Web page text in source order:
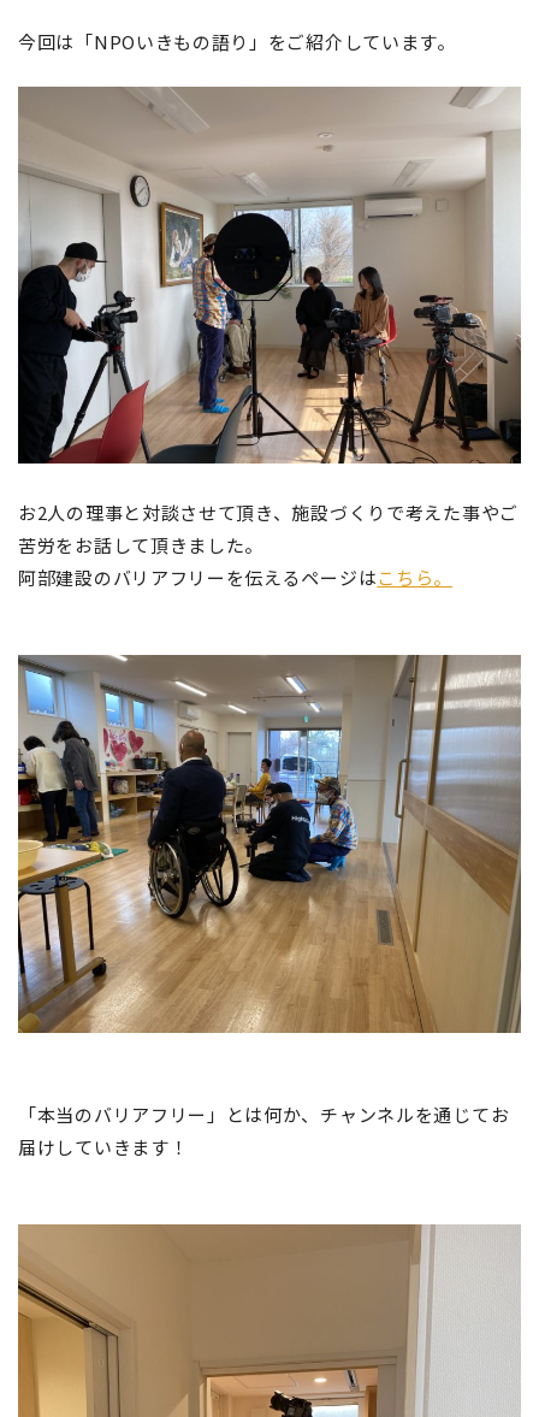
今回は「NPOいきもの語り」をご紹介しています。
お2人の理事と対談させて頂き、施設づくりで考えた事やご
苦労をお話して頂きました。
阿部建設のバリアフリーを伝えるページはこちら。
「本当のバリアフリー」とは何か、チャンネルを通じてお
届けしていきます！